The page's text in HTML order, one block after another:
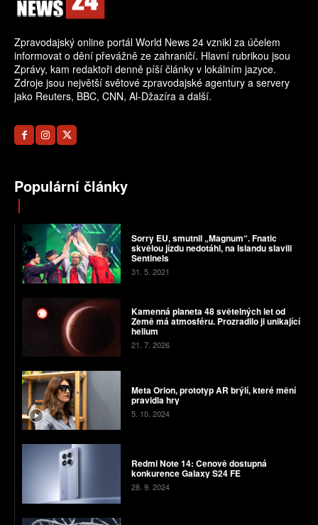
Zpravodajský online portál World News 24 vznikl za účelem
informovat o dění převážně ze zahraničí. Hlavní rubrikou jsou
Zprávy, kam redaktoři denně píší články v lokálním jazyce.
Zdroje jsou největší světové zpravodajské agentury a servery
jako Reuters, BBC, CNN, Al-Džazíra a další.
Populární články
Sorry EU, smutnil „Magnum“. Fnatic
skvělou jízdu nedotáhl, na Islandu slavili
Sentinels
31. 5. 2021
Kamenná planeta 48 světelných let od
Země má atmosféru. Prozradilo ji unikající
helium
21. 7. 2026
Meta Orion, prototyp AR brýlí, které mění
pravidla hry
5. 10. 2024
Redmi Note 14: Cenově dostupná
konkurence Galaxy S24 FE
28. 9. 2024